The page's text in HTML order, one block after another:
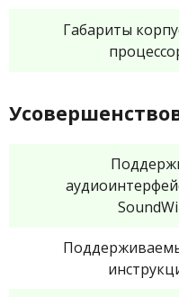
Габариты